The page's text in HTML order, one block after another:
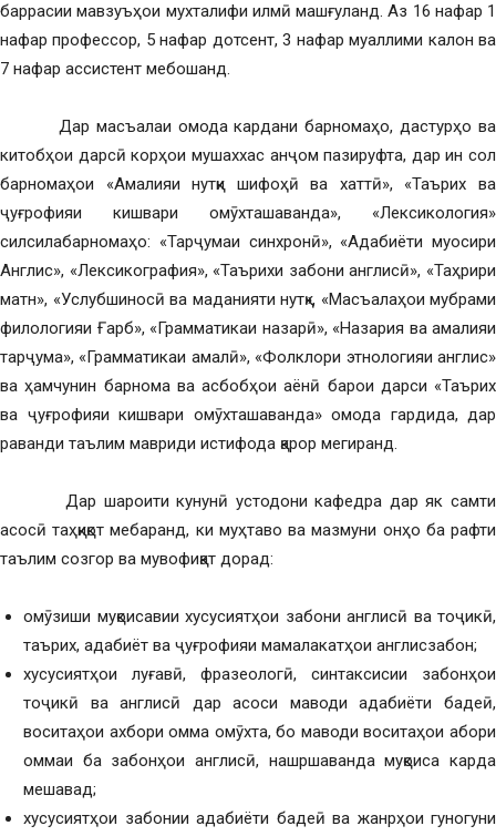
баррасии мавзуъҳои мухталифи илмӣ машғуланд. Аз 16 нафар 1
нафар профессор, 5 нафар дотсент, 3 нафар муаллими калон ва
7 нафар ассистент мебошанд.
Дар масъалаи омода кардани барномаҳо, дастурҳо ва
китобҳои дарсӣ корҳои мушаххас анҷом пазируфта, дар ин сол
барномаҳои «Амалияи нутқи шифоҳӣ ва хаттӣ», «Таърих ва
ҷуғрофияи кишвари омӯхташаванда», «Лексикология»
силсилабарномаҳо: «Тарҷумаи синхронӣ», «Адабиёти муосири
Англис», «Лексикография», «Таърихи забони англисӣ», «Таҳрири
матн», «Услубшиносӣ ва маданияти нутқ», «Масъалаҳои мубрами
филологияи Ғарб», «Грамматикаи назарӣ», «Назария ва амалияи
тарҷума», «Грамматикаи амалӣ», «Фолклори этнологияи англис»
ва ҳамчунин барнома ва асбобҳои аёнӣ барои дарси «Таърих
ва ҷуғрофияи кишвари омӯхташаванда» омода гардида, дар
раванди таълим мавриди истифода қарор мегиранд.
Дар шароити кунунӣ устодони кафедра дар як самти
асосӣ таҳқиқот мебаранд, ки муҳтаво ва мазмуни онҳо ба рафти
таълим созгор ва мувофиқат дорад:
омӯзиши муқоисавии хусусиятҳои забони англисӣ ва тоҷикӣ,
таърих, адабиёт ва ҷуғрофияи мамалакатҳои англисзабон;
хусусиятҳои луғавӣ, фразеологӣ, синтаксисии забонҳои
тоҷикӣ ва англисӣ дар асоси маводи адабиёти бадеӣ,
воситаҳои ахбори омма омӯхта, бо маводи воситаҳои абори
оммаи ба забонҳои англисӣ, нашршаванда муқоиса карда
мешавад;
хусусиятҳои забонии адабиёти бадеӣ ва жанрҳои гуногуни